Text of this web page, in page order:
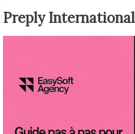
Preply International